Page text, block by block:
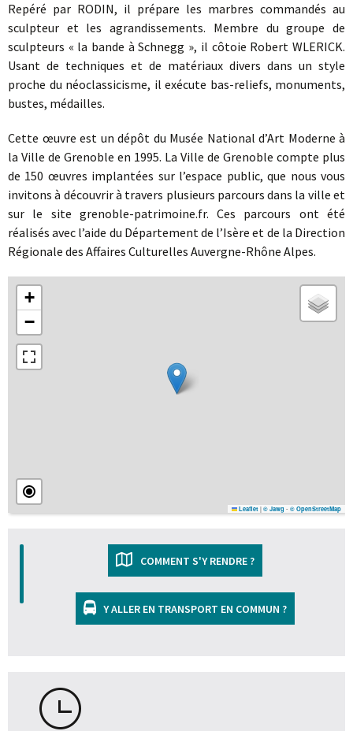
Repéré par RODIN, il prépare les marbres commandés au
sculpteur et les agrandissements. Membre du groupe de
sculpteurs « la bande à Schnegg », il côtoie Robert WLERICK.
Usant de techniques et de matériaux divers dans un style
proche du néoclassicisme, il exécute bas-reliefs, monuments,
bustes, médailles.
Cette œuvre est un dépôt du Musée National d’Art Moderne à
la Ville de Grenoble en 1995. La Ville de Grenoble compte plus
de 150 œuvres implantées sur l’espace public, que nous vous
invitons à découvrir à travers plusieurs parcours dans la ville et
sur le site grenoble-patrimoine.fr. Ces parcours ont été
réalisés avec l’aide du Département de l’Isère et de la Direction
Régionale des Affaires Culturelles Auvergne-Rhône Alpes.
+
−
Leaflet | © Jawg - © OpenStreetMap
COMMENT S'Y RENDRE ?
Y ALLER EN TRANSPORT EN COMMUN ?